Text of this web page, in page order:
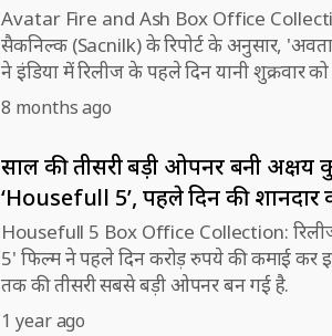
Avatar Fire and Ash Box Office
सैकनिल्क (Sacnilk) के रिपोर्ट के अनुसार,
ने इंडिया में रिलीज के पहले दिन यानी शुक्रवार
बॉक्स ऑफिस कॉलेक्शन किया. 'अवतार: फायर
कमाई बाकी दूसरी फिल्मों के मुकाबले अच्छा था,
फिल्म 'अवतार: द वे ऑफ वॉटर' के मुकाबले
8 months ago
साल की तीसरी बड़ी ओपनर बनी अक्षय
‘Housefull 5’, पहले दिन की शानदार
Housefull 5 Box Office Collection:
5' फिल्म ने पहले दिन करोड़ रुपये की कमाई कर
तक की तीसरी सबसे बड़ी ओपनर बन गई है.
1 year ago